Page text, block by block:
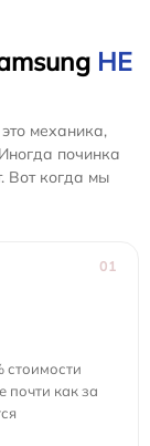
НЕ
механика,
починка
Вот когда мы
01
стоимости
почти как за